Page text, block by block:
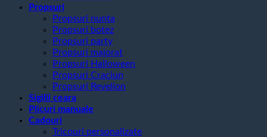
Propsuri
Propsuri nunta
Propsuri botez
Propsuri party
Propsuri majorat
Propsuri Halloween
Propsuri Craciun
Propsuri Revelion
Sigilii ceara
Plicuri manuale
Cadouri
Tricouri personalizate